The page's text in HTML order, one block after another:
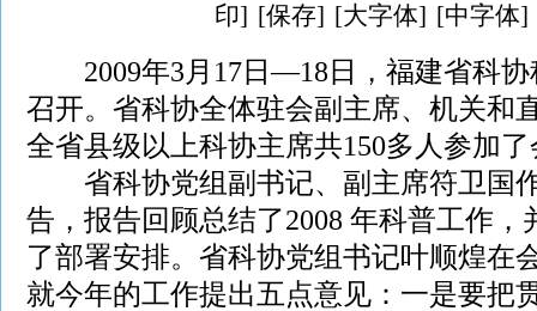
印] [保存] [大字体] [中字体]
2009年3月17日—18日，福建省科协
召开。省科协全体驻会副主席、机关和
全省县级以上科协主席共150多人参加
省科协党组副书记、副主席符卫国
告，报告回顾总结了2008 年科普工作，
了部署安排。省科协党组书记叶顺煌在
就今年的工作提出五点意见：一是要把